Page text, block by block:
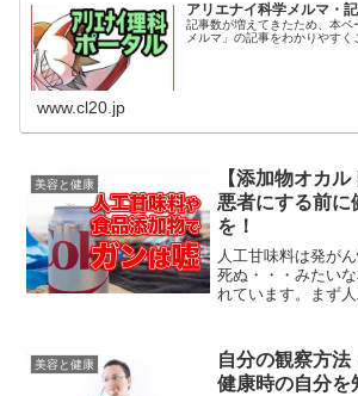
アリエナイ科学メルマ・
記事数が増えてきたため、本
メルマ」の記事をわかりやすく
www.cl20.jp
美容と健康
【添加物オカ
悪者にする前に
を！
人工甘味料は発が
死ぬ・・・みたい
れています。まず
性」なんてものは
に入っても何も気
ても過言ではあり
美容と健康
自分の観察方法
健康時の自分を